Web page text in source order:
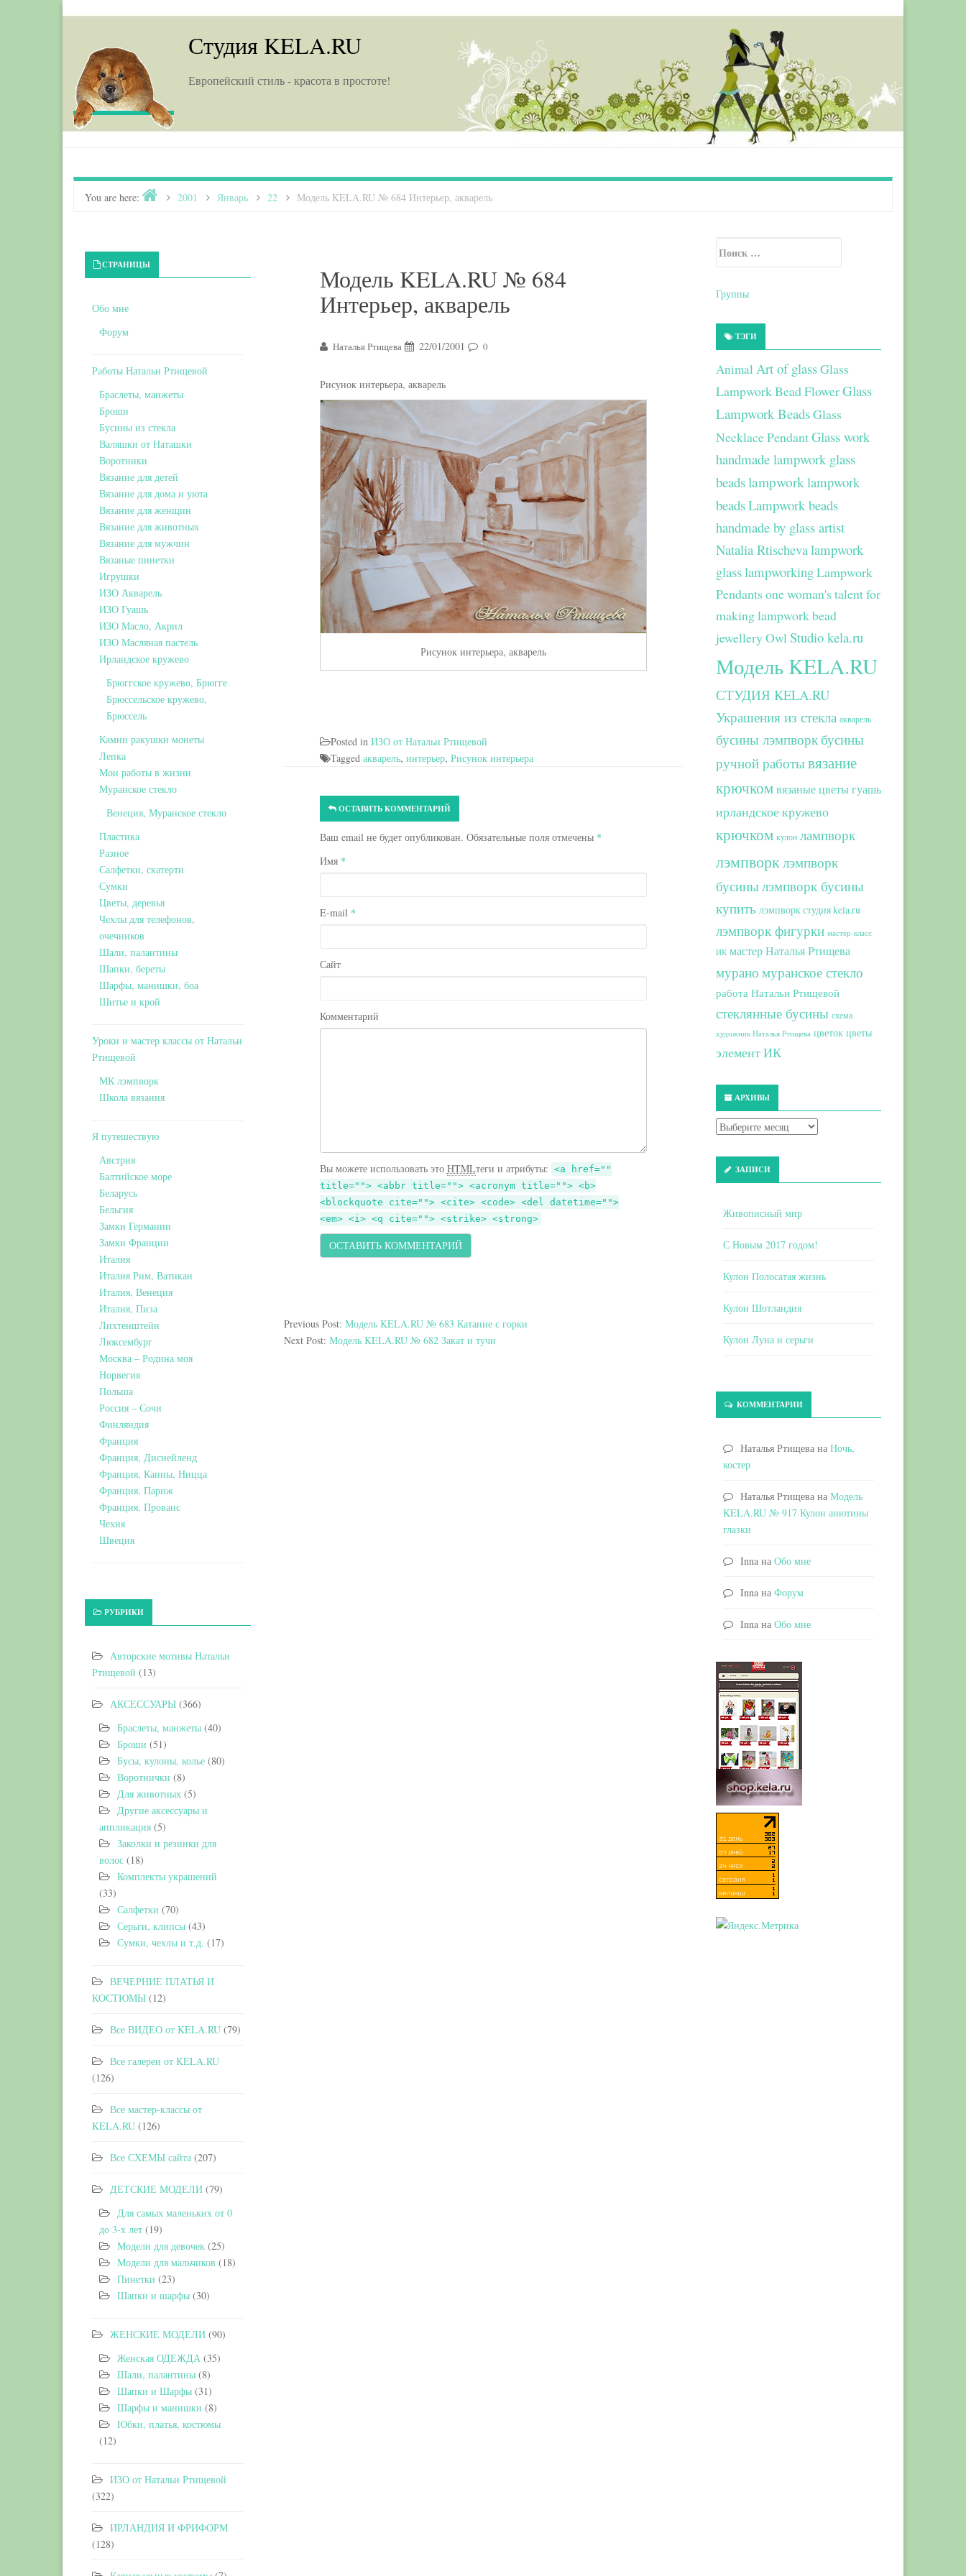
Студия KELA.RU
Европейский стиль - красота в простоте!
You are here: Home2001 Январь 22 Модель KELA.RU № 684 Интерьер, акварель
Модель KELA.RU № 684
Интерьер, акварель
Наталья Ртищева 22/01/2001 0
Рисунок интерьера, акварель
Рисунок интерьера, акварель
Posted in ИЗО от Натальи Ртищевой
Tagged акварель, интерьер, Рисунок интерьера
ОСТАВИТЬ КОММЕНТАРИЙ
Ваш email не будет опубликован. Обязательные поля отмечены *
Имя *
E-mail *
Сайт
Комментарий
Вы можете использовать это HTMLтеги и атрибуты: <a href=""
title=""> <abbr title=""> <acronym title=""> <b>
<blockquote cite=""> <cite> <code> <del datetime="">
<em> <i> <q cite=""> <strike> <strong>
Previous Post: Модель KELA.RU № 683 Катание с горки
Next Post: Модель KELA.RU № 682 Закат и тучи
Primary Sidebar
СТРАНИЦЫ
Обо мне
Форум
Работы Натальи Ртищевой
Браслеты, манжеты
Броши
Бусины из стекла
Валяшки от Наташки
Воротники
Вязание для детей
Вязание для дома и уюта
Вязание для женщин
Вязание для животных
Вязание для мужчин
Вязаные пинетки
Игрушки
ИЗО Акварель
ИЗО Гуашь
ИЗО Масло, Акрил
ИЗО Масляная пастель
Ирландское кружево
Брюггское кружево, Брюгге
Брюссельское кружево,
Брюссель
Камни ракушки монеты
Лепка
Мои работы в жизни
Муранское стекло
Венеция, Муранское стекло
Пластика
Разное
Салфетки, скатерти
Сумки
Цветы, деревья
Чехлы для телефонов,
очечников
Шали, палантины
Шапки, береты
Шарфы, манишки, боа
Шитье и крой
Уроки и мастер классы от Натальи
Ртищевой
МК лэмпворк
Школа вязания
Я путешествую
Австрия
Балтийское море
Беларусь
Бельгия
Замки Германии
Замки Франции
Италия
Италия Рим, Ватикан
Италия, Венеция
Италия, Пиза
Лихтенштейн
Люксембург
Москва – Родина моя
Норвегия
Польша
Россия – Сочи
Финляндия
Франция
Франция, Диснейленд
Франция, Канны, Ницца
Франция, Париж
Франция, Прованс
Чехия
Швеция
РУБРИКИ
Авторские мотивы Натальи
Ртищевой (13)
АКСЕССУАРЫ (366)
Браслеты, манжеты (40)
Броши (51)
Бусы, кулоны, колье (80)
Воротнички (8)
Для животных (5)
Другие аксессуары и
аппликация (5)
Заколки и резинки для
волос (18)
Комплекты украшений
(33)
Салфетки (70)
Серьги, клипсы (43)
Сумки, чехлы и т.д. (17)
ВЕЧЕРНИЕ ПЛАТЬЯ И
КОСТЮМЫ (12)
Все ВИДЕО от KELA.RU (79)
Все галереи от KELA.RU
(126)
Все мастер-классы от
KELA.RU (126)
Все СХЕМЫ сайта (207)
ДЕТСКИЕ МОДЕЛИ (79)
Для самых маленьких от 0
до 3-х лет (19)
Модели для девочек (25)
Модели для мальчиков (18)
Пинетки (23)
Шапки и шарфы (30)
ЖЕНСКИЕ МОДЕЛИ (90)
Женская ОДЕЖДА (35)
Шали, палантины (8)
Шапки и Шарфы (31)
Шарфы и манишки (8)
Юбки, платья, костюмы
(12)
ИЗО от Натальи Ртищевой
(322)
ИРЛАНДИЯ И ФРИФОРМ
(128)
Secondary Sidebar
Группы
ТЭГИ
Animal Art of glassGlass
Lampwork Bead FlowerGlass
Lampwork BeadsGlass
Necklace PendantGlass work
handmade lampwork glass
beadslampworklampwork
beadsLampwork beads
handmade by glass artist
Natalia Rtischevalampwork
glasslampworkingLampwork
Pendants one woman's talent for
making lampwork bead
jewelleryOwlStudio kela.ru
Модель KELA.RU
СТУДИЯ KELA.RU
Украшения из стекла акварель
бусины лэмпворк бусины
ручной работывязание
крючком вязаные цветы гуашь
ирландское кружево
крючком кулон лампворк
лэмпворклэмпворк
бусинылэмпворк бусины
купить лэмпворк студия kela.ru
лэмпворк фигурки мастер-класс
ИК мастер Наталья Ртищева
мурано муранское стекло
работа Натальи Ртищевой
стеклянные бусины схема
художник Наталья Ртищева цветок цветы
элемент ИК
АРХИВЫ
ЗАПИСИ
Живописный мир
С Новым 2017 годом!
Кулон Полосатая жизнь
Кулон Шотландия
Кулон Луна и серьги
КОММЕНТАРИИ
Наталья Ртищевана Ночь,
костер
Наталья Ртищевана Модель
KELA.RU № 917 Кулон анютины
глазки
Innaна Обо мне
Innaна Форум
Innaна Обо мне